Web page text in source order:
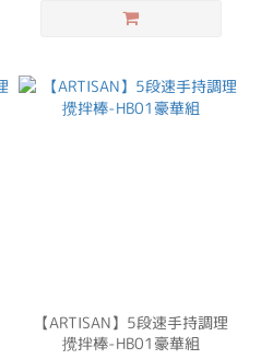
【ARTISAN】5段速手持調理
攪拌棒-HB01豪華組